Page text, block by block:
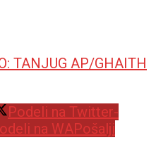
TANJUG AP/GHAITH
Podeli na Twitter-
na WAPošalji